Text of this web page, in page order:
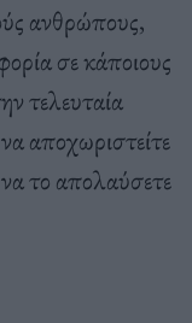
ανθρώπους,
σε κάποιους
τελευταία
αποχωριστείτε
το απολαύσετε